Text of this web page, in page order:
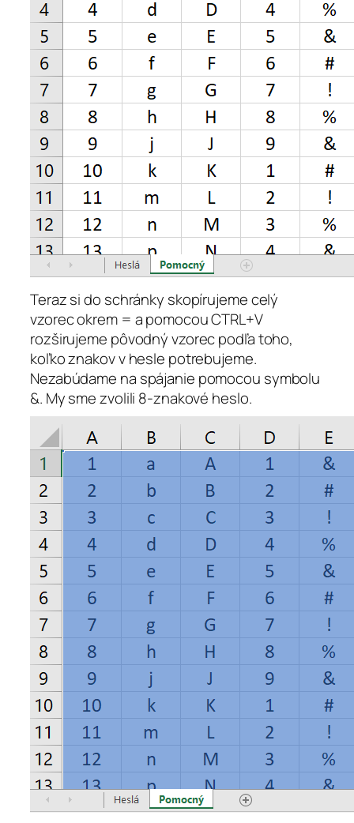
Teraz si do schránky skopírujeme celý
vzorec okrem = a pomocou CTRL+V
rozširujeme pôvodný vzorec podľa toho,
koľko znakov v hesle potrebujeme.
Nezabúdame na spájanie pomocou symbolu
&. My sme zvolili 8-znakové heslo.